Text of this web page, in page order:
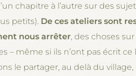
chapitre à l’autre sur des
petits). De ces ateliers sont
nous arrêter, des choses
– même si ils n’ont pas écrit
le partager, au delà du